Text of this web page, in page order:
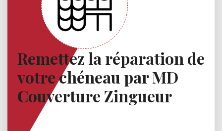
Remettez la réparation de
votre chéneau par MD
Couverture Zingueur